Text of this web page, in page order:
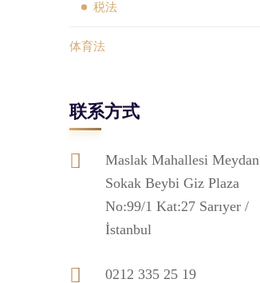
税法
体育法
联系方式
Maslak Mahallesi Meydan
Sokak Beybi Giz Plaza
No:99/1 Kat:27 Sarıyer /
İstanbul
0212 335 25 19